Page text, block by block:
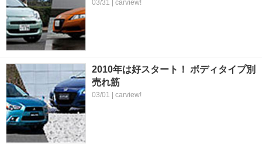
03/31 | carview!
2010年は好スタート！ ボディタイプ別
売れ筋
03/01 | carview!